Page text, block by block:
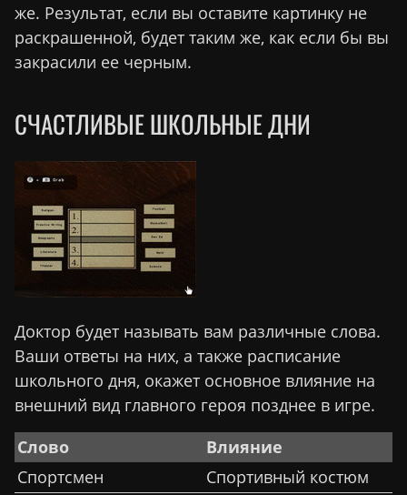
же. Результат, если вы оставите картинку не
раскрашенной, будет таким же, как если бы вы
закрасили ее черным.
СЧАСТЛИВЫЕ ШКОЛЬНЫЕ ДНИ
Доктор будет называть вам различные слова.
Ваши ответы на них, а также расписание
школьного дня, окажет основное влияние на
внешний вид главного героя позднее в игре.
Слово
Влияние
Спортсмен
Спортивный костюм